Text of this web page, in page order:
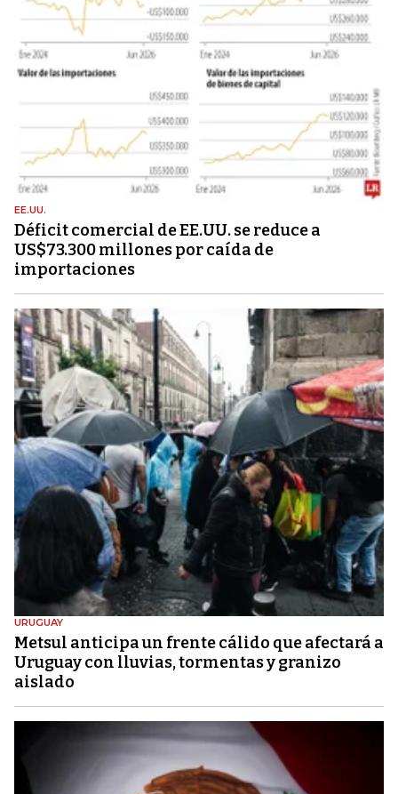
EE.UU.
Déficit comercial de EE.UU. se reduce a
US$73.300 millones por caída de
importaciones
URUGUAY
Metsul anticipa un frente cálido que afectará a
Uruguay con lluvias, tormentas y granizo
aislado